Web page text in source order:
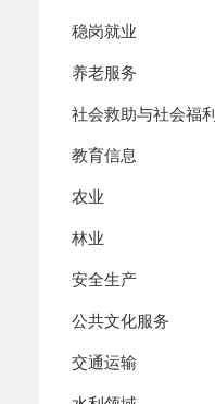
稳岗就业
养老服务
社会救助与社会福利
教育信息
农业
林业
安全生产
公共文化服务
交通运输